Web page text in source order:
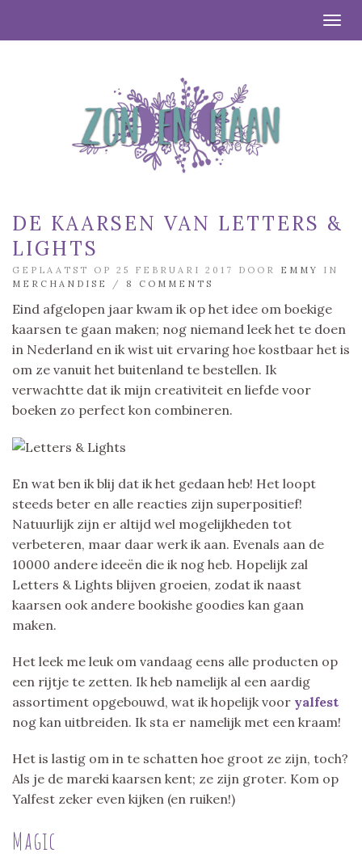
DE KAARSEN VAN LETTERS &
LIGHTS
GEPLAATST OP 25 FEBRUARI 2017 DOOR EMMY
IN
MERCHANDISE
/ 8 COMMENTS
Eind afgelopen jaar kwam ik op het idee om boekige
kaarsen te gaan maken; nog niemand leek het te doen
in Nederland en ik wist uit ervaring hoe kostbaar het is
om ze vanuit het buitenland te bestellen. Ik
verwachtte dat ik mijn creativiteit en liefde voor
boeken zo perfect kon combineren.
En wat ben ik blij dat ik het gedaan heb! Het loopt
steeds beter en alle reacties zijn superpositief!
Natuurlijk zijn er altijd wel mogelijkheden tot
verbeteren, maar daar werk ik aan. Evenals aan de
10000 andere ideeën die ik nog heb. Hopelijk zal
Letters & Lights blijven groeien, zodat ik naast
kaarsen ook andere bookishe goodies kan gaan
maken.
Het leek me leuk om vandaag eens alle producten op
een rijtje te zetten. Ik heb namelijk al een aardig
assortiment opgebouwd, wat ik hopelijk voor yalfest
nog kan uitbreiden. Ik sta er namelijk met een kraam!
Het is lastig om in te schatten hoe groot ze zijn, toch?
Als je de mareki kaarsen kent; ze zijn groter. Kom op
Yalfest zeker even kijken (en ruiken!)
Magic